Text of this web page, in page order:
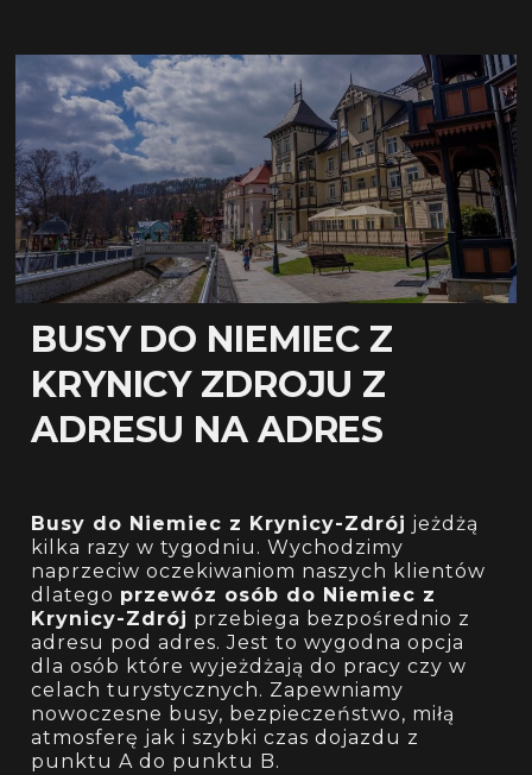
BUSY DO NIEMIEC Z
KRYNICY ZDROJU Z
ADRESU NA ADRES
Busy do Niemiec z Krynicy-Zdrój jeżdżą
kilka razy w tygodniu. Wychodzimy
naprzeciw oczekiwaniom naszych klientów
dlatego przewóz osób do Niemiec z
Krynicy-Zdrój przebiega bezpośrednio z
adresu pod adres. Jest to wygodna opcja
dla osób które wyjeżdżają do pracy czy w
celach turystycznych. Zapewniamy
nowoczesne busy, bezpieczeństwo, miłą
atmosferę jak i szybki czas dojazdu z
punktu A do punktu B.